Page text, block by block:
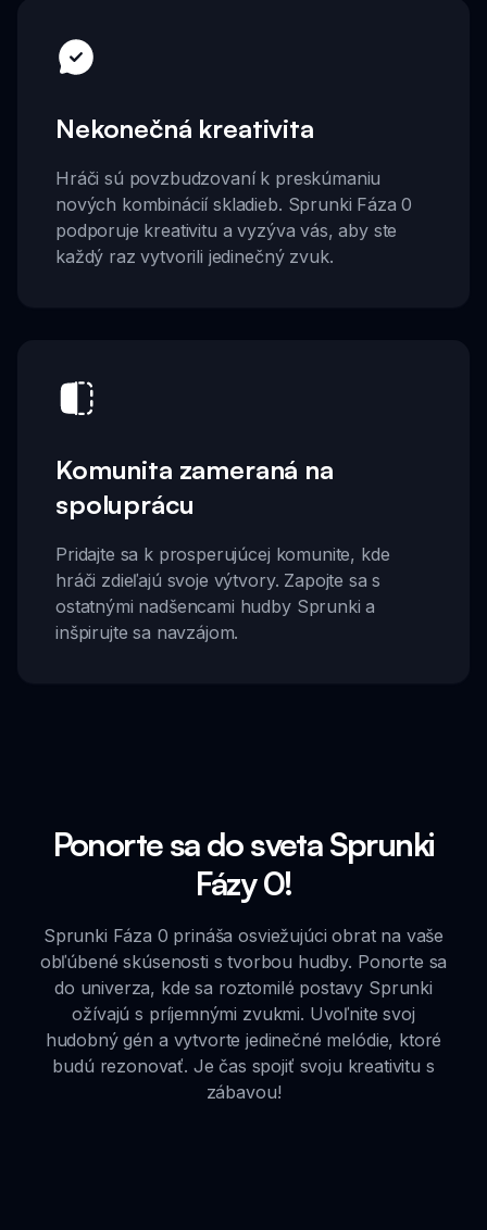
Nekonečná kreativita
Hráči sú povzbudzovaní k preskúmaniu
nových kombinácií skladieb. Sprunki Fáza 0
podporuje kreativitu a vyzýva vás, aby ste
každý raz vytvorili jedinečný zvuk.
Komunita zameraná na
spoluprácu
Pridajte sa k prosperujúcej komunite, kde
hráči zdieľajú svoje výtvory. Zapojte sa s
ostatnými nadšencami hudby Sprunki a
inšpirujte sa navzájom.
Ponorte sa do sveta Sprunki
Fázy 0!
Sprunki Fáza 0 prináša osviežujúci obrat na vaše
obľúbené skúsenosti s tvorbou hudby. Ponorte sa
do univerza, kde sa roztomilé postavy Sprunki
ožívajú s príjemnými zvukmi. Uvoľnite svoj
hudobný gén a vytvorte jedinečné melódie, ktoré
budú rezonovať. Je čas spojiť svoju kreativitu s
zábavou!